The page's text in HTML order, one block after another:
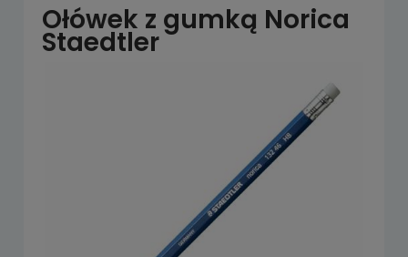
Ołówek z gumką Norica
Staedtler